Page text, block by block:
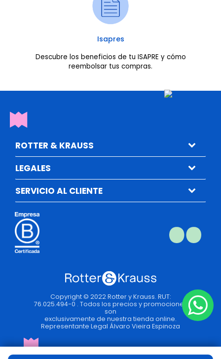
Isapres
Descubre los beneficios de tu ISAPRE y cómo
reembolsar tus compras.
ROTTER & KRAUSS
LEGALES
SERVICIO AL CLIENTE
Copyright © 2022 Rotter y Krauss. RUT:
76.025.494-0 . Todos los precios y promociones
son
exclusivamente de nuestra tienda online.
Representante Legal Álvaro Vieira Espinoza